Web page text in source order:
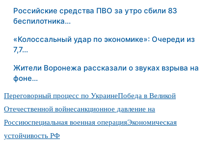
Российские средства ПВО за утро сбили 83
беспилотника…
«Колоссальный удар по экономике»: Очереди из
7,7…
Жители Воронежа рассказали о звуках взрыва на
фоне…
Переговорный процесс по УкраинеПобеда в Великой
Отечественной войнесанкционное давление на
Россиюспециальная военная операцияЭкономическая
устойчивость РФ